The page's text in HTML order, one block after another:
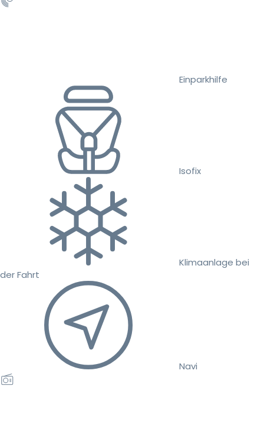
Einparkhilfe
Isofix
Klimaanlage bei
der Fahrt
Navi